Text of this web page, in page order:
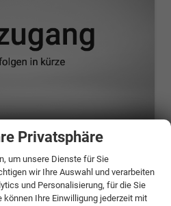
Neuwagen
Privatsphäre
um unsere Dienste für Sie
wir Ihre Auswahl und verarbeiten
und Personalisierung, für die Sie
können Ihre Einwilligung jederzeit mit